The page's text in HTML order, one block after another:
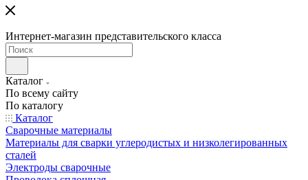
Интернет-магазин представительского класса
Каталог
По всему сайту
По каталогу
Каталог
Сварочные материалы
Материалы для сварки углеродистых и низколегированных
сталей
Электроды сварочные